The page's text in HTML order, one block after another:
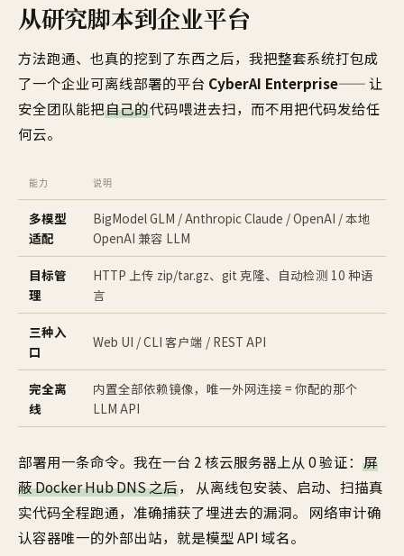
从研究脚本到企业平台
方法跑通、也真的挖到了东西之后，我把整套系统打包成
了一个企业可离线部署的平台 CyberAI Enterprise—— 让
安全团队能把自己的代码喂进去扫，而不用把代码发给任
何云。
能力 说明
多模型
适配
BigModel GLM / Anthropic Claude / OpenAI / 本地
OpenAI 兼容 LLM
目标管
理
HTTP 上传 zip/tar.gz、git 克隆、自动检测 10 种语
言
三种入
口
Web UI / CLI 客户端 / REST API
完全离
线
内置全部依赖镜像，唯一外网连接 = 你配的那个
LLM API
部署用一条命令。我在一台 2 核云服务器上从 0 验证： 屏
蔽 Docker Hub DNS 之后， 从离线包安装、启动、扫描真
实代码全程跑通，准确捕获了埋进去的漏洞。 网络审计确
认容器唯一的外部出站，就是模型 API 域名。